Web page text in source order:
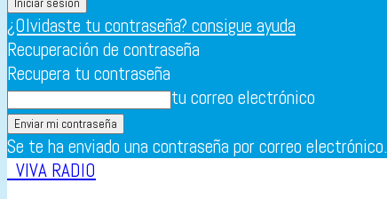
¿Olvidaste tu contraseña? consigue ayuda
Recuperación de contraseña
Recupera tu contraseña
tu correo electrónico
Se te ha enviado una contraseña por correo electrónico.
VIVA RADIO